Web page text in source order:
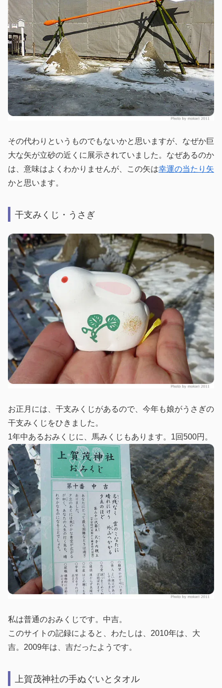
その代わりというものでもないかと思いますが、なぜか巨
大な矢が立砂の近くに展示されていました。なぜあるのか
は、意味はよくわかりませんが、この矢は幸運の当たり矢
かと思います。
干支みくじ・うさぎ
お正月には、干支みくじがあるので、今年も娘がうさぎの
干支みくじをひきました。
1年中あるおみくじに、馬みくじもあります。1回500円。
私は普通のおみくじです。中吉。
このサイトの記録によると、わたしは、2010年は、大
吉。2009年は、吉だったようです。
上賀茂神社の手ぬぐいとタオル